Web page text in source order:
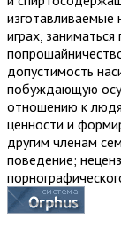
изготавливаемые
играх,
допустимость
побуждающую
отношению к
ценности и
другим членам
поведение;